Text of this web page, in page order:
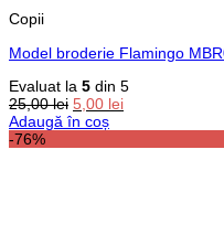
Copii
Model broderie Flamingo
Evaluat la 5 din 5
25,00lei Prețul
inițial
5,00 leiPrețul
Adaugă în coș
-76%